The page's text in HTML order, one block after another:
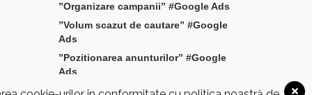
”Organizare campanii” #Google Ads
”Volum scazut de cautare” #Google
Ads
”Pozitionarea anunturilor” #Google
Ads